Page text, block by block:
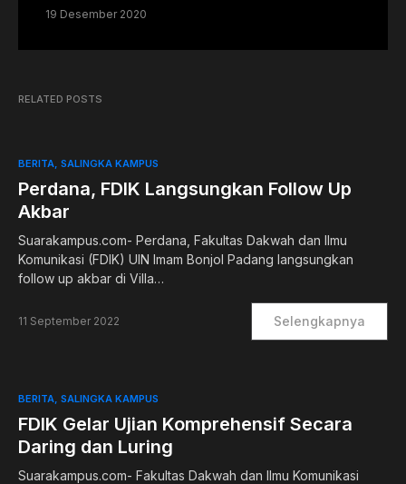
19 Desember 2020
RELATED POSTS
BERITA SALINGKA KAMPUS
Perdana, FDIK Langsungkan Follow Up
Akbar
Suarakampus.com- Perdana, Fakultas Dakwah dan Ilmu
Komunikasi (FDIK) UIN Imam Bonjol Padang langsungkan
follow up akbar di Villa…
11 September 2022 Selengkapnya
BERITA SALINGKA KAMPUS
FDIK Gelar Ujian Komprehensif Secara
Daring dan Luring
Suarakampus.com- Fakultas Dakwah dan Ilmu Komunikasi